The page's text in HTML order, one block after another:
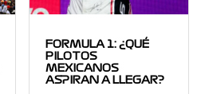
FORMULA 1: ¿QUÉ
PILOTOS
MEXICANOS
ASPIRAN A LLEGAR?